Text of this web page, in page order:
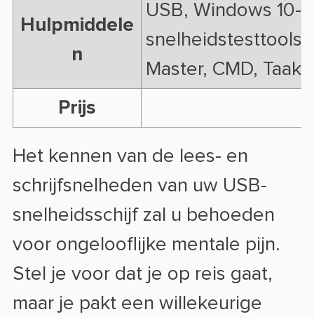
Hulpmiddele
n
USB, Windows 10-
snelheidstesttools
Master, CMD,
Prijs
Het kennen van de lees- en
schrijfsnelheden van uw USB-
snelheidsschijf zal u behoeden
voor ongelooflijke mentale pijn.
Stel je voor dat je op reis gaat,
maar je pakt een willekeurige